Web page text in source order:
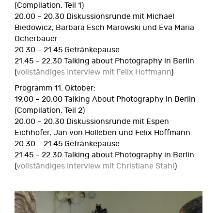
(Compilation, Teil 1)
20.00 – 20.30 Diskussionsrunde mit Michael
Biedowicz, Barbara Esch Marowski und Eva Maria
Ocherbauer
20.30 – 21.45 Getränkepause
21.45 – 22.30 Talking about Photography in Berlin
(vollständiges Interview mit Felix Hoffmann)
Programm 11. Oktober:
19.00 – 20.00 Talking About Photography in Berlin
(Compilation, Teil 2)
20.00 – 20.30 Diskussionsrunde mit Espen
Eichhöfer, Jan von Holleben und Felix Hoffmann
20.30 – 21.45 Getränkepause
21.45 – 22.30 Talking about Photography in Berlin
(vollständiges Interview mit Christiane Stahl )